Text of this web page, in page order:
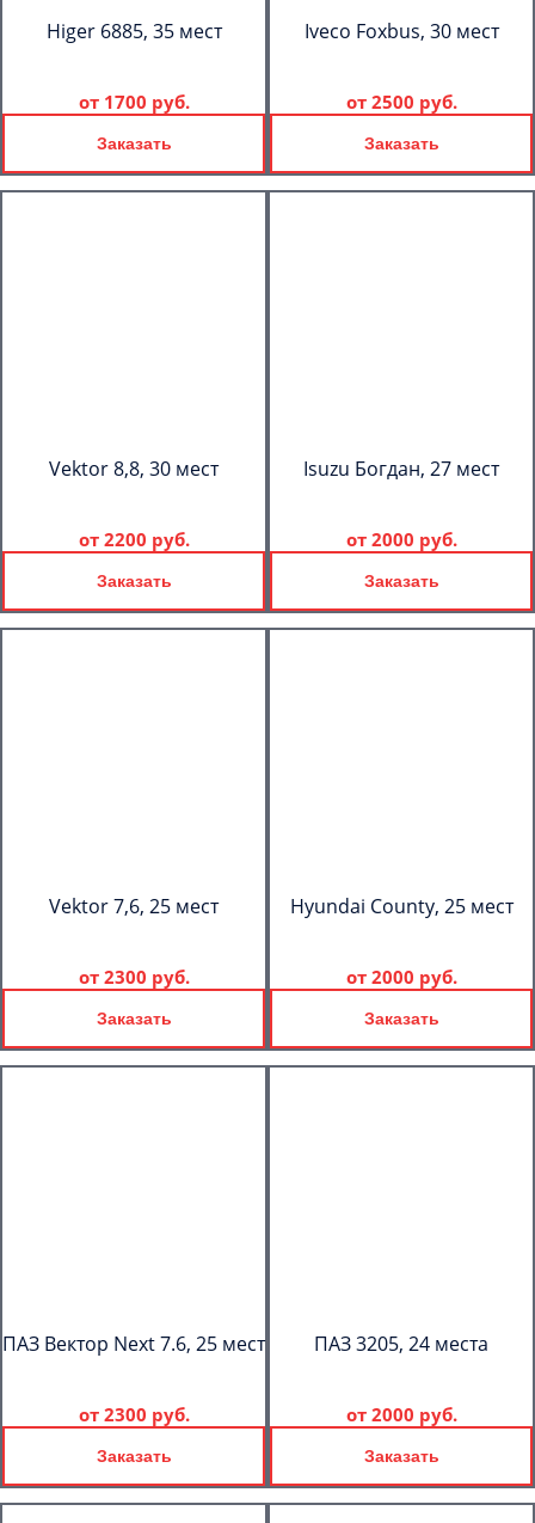
Higer 6885, 35 мест
от 1700 руб.
Заказать
Iveco Foxbus, 30 мест
от 2500 руб.
Заказать
Vektor 8,8, 30 мест
от 2200 руб.
Заказать
Isuzu Богдан, 27 мест
от 2000 руб.
Заказать
Vektor 7,6, 25 мест
от 2300 руб.
Заказать
Hyundai County, 25 мест
от 2000 руб.
Заказать
ПАЗ Вектор Next 7.6, 25 мест
от 2300 руб.
Заказать
ПАЗ 3205, 24 места
от 2000 руб.
Заказать